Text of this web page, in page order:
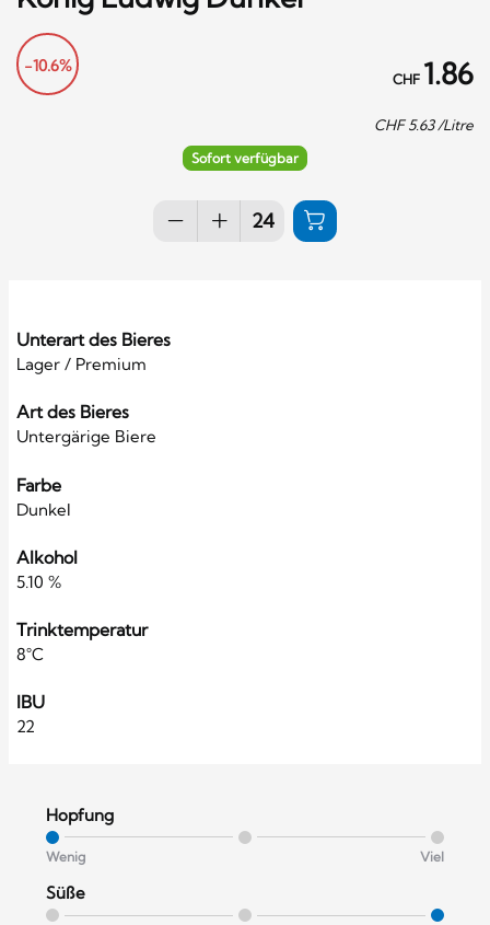
-10.6%
CHF 1.86
CHF5.63/Litre
Sofort verfügbar
Unterart des Bieres
Lager / Premium
Art des Bieres
Untergärige Biere
Farbe
Dunkel
Alkohol
5.10 %
Trinktemperatur
8°C
IBU
22
Hopfung
Wenig Viel
Süße